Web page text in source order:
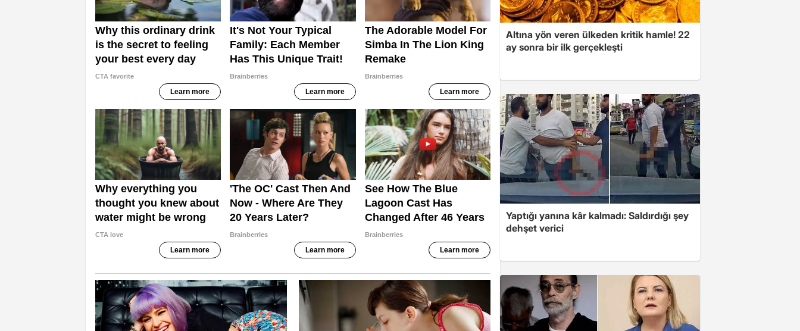
Altına yön veren ülkeden kritik hamle! 22
ay sonra bir ilk gerçekleşti
Yaptığı yanına kâr kalmadı: Saldırdığı şey
dehşet verici